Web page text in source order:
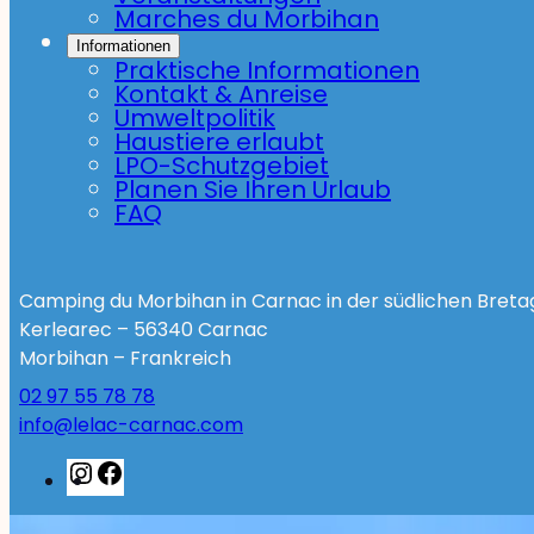
Marches du Morbihan
Informationen
Praktische Informationen
Kontakt & Anreise
Umweltpolitik
Haustiere erlaubt
LPO-Schutzgebiet
Planen Sie Ihren Urlaub
FAQ
Camping du Morbihan in Carnac in der südlichen
Kerlearec – 56340 Carnac
Morbihan – Frankreich
02 97 55 78 78
info@lelac-carnac.com
Instagram